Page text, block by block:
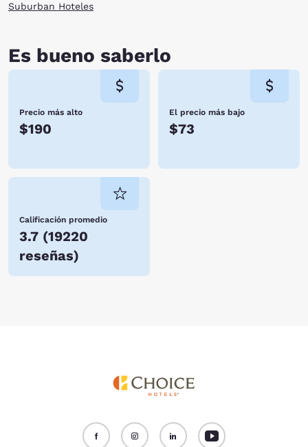
Suburban Hoteles
Es bueno saberlo
Precio más alto
$190
El precio más bajo
$73
Calificación promedio
3.7 (19220
reseñas)